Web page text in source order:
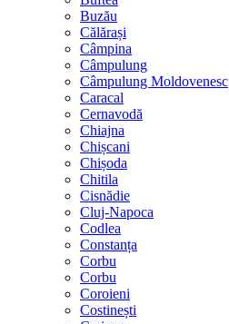
Buzău
Călărași
Câmpina
Câmpulung
Câmpulung Moldovenesc
Caracal
Cernavodă
Chiajna
Chișcani
Chișoda
Chitila
Cisnădie
Cluj-Napoca
Codlea
Constanța
Corbu
Corbu
Coroieni
Costinești